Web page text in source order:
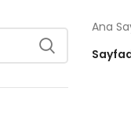
Ana